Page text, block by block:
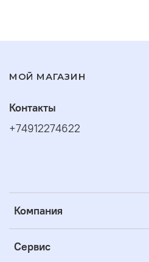
МОЙ МАГАЗИН
Компания
Сервис
Контакты
+74912274622